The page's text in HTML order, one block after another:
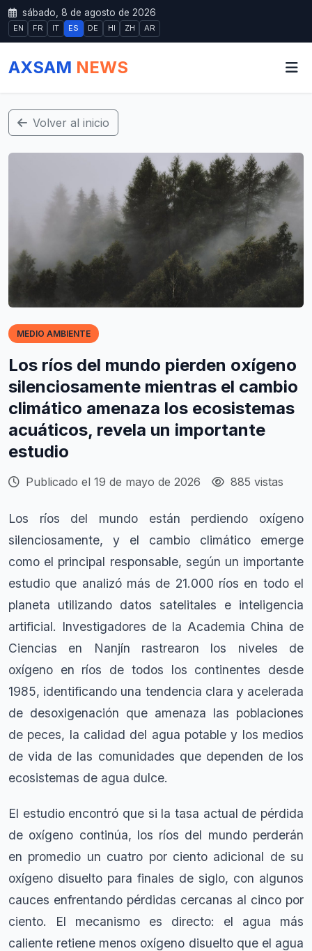
sábado, 8 de agosto de 2026
EN FR IT ES DE HI ZH AR
AXSAM NEWS
Volver al inicio
MEDIO AMBIENTE
Los ríos del mundo pierden oxígeno
silenciosamente mientras el cambio
climático amenaza los ecosistemas
acuáticos, revela un importante
estudio
Publicado el 19 de mayo de 2026 885 vistas
Los ríos del mundo están perdiendo oxígeno
silenciosamente, y el cambio climático emerge
como el principal responsable, según un importante
estudio que analizó más de 21.000 ríos en todo el
planeta utilizando datos satelitales e inteligencia
artificial. Investigadores de la Academia China de
Ciencias en Nanjín rastrearon los niveles de
oxígeno en ríos de todos los continentes desde
1985, identificando una tendencia clara y acelerada
de desoxigenación que amenaza las poblaciones
de peces, la calidad del agua potable y los medios
de vida de las comunidades que dependen de los
ecosistemas de agua dulce.
El estudio encontró que si la tasa actual de pérdida
de oxígeno continúa, los ríos del mundo perderán
en promedio un cuatro por ciento adicional de su
oxígeno disuelto para finales de siglo, con algunos
cauces enfrentando pérdidas cercanas al cinco por
ciento. El mecanismo es directo: el agua más
caliente retiene menos oxígeno disuelto que el agua